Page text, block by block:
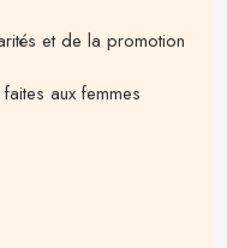
et de la promotion
aux femmes